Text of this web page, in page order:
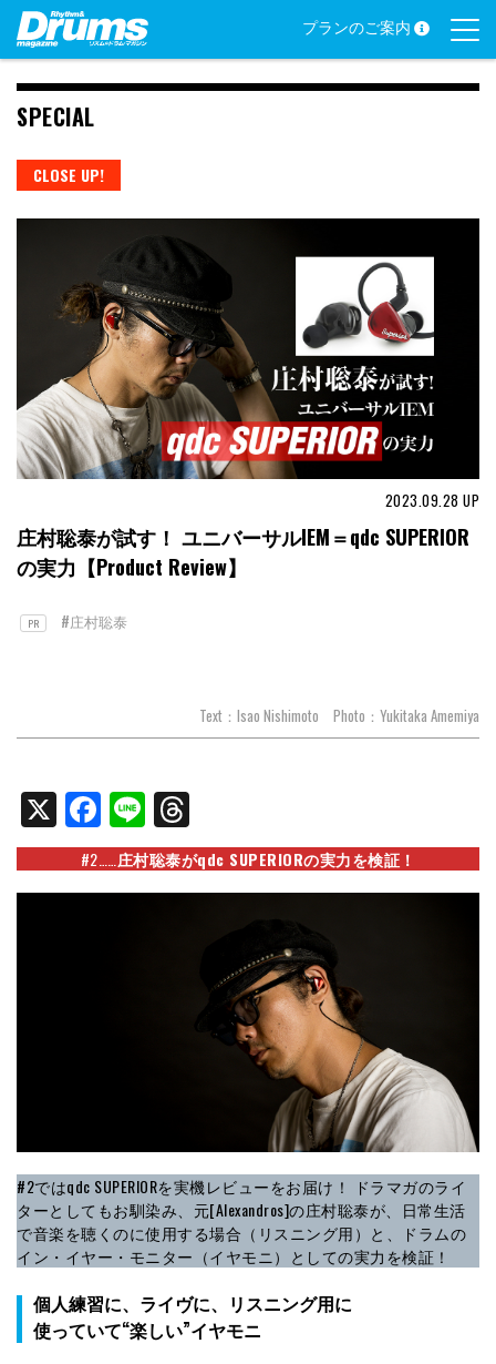
Skip
content
プランのご案内
SPECIAL
CLOSE UP!
2023.09.28 UP
庄村聡泰が試す！ ユニバーサルIEM＝qdc SUPERIOR
の実力【Product Review】
PR #庄村聡泰
Text：Isao Nishimoto Photo：Yukitaka Amemiya
X Facebook
Line
#2…… 庄村聡泰がqdc SUPERIORの実力を検証！
#2ではqdc SUPERIORを実機レビューをお届け！ ドラマガのライ
ターとしてもお馴染み、元[Alexandros]の庄村聡泰が、日常生活
で音楽を聴くのに使用する場合（リスニング用）と、ドラムの
イン・イヤー・モニター（イヤモニ）としての実力を検証！
個人練習に、ライヴに、リスニング用に
使っていて“楽しい”イヤモニ